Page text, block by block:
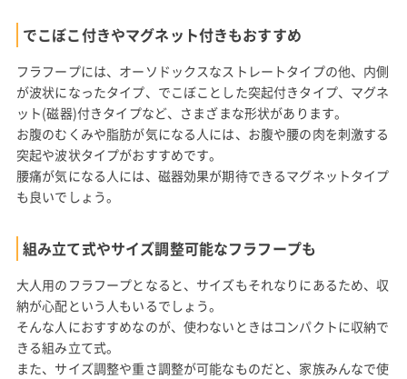
でこぼこ付きやマグネット付きもおすすめ
フラフープには、オーソドックスなストレートタイプの他、内側
が波状になったタイプ、でこぼことした突起付きタイプ、マグネ
ット(磁器)付きタイプなど、さまざまな形状があります。
お腹のむくみや脂肪が気になる人には、お腹や腰の肉を刺激する
突起や波状タイプがおすすめです。
腰痛が気になる人には、磁器効果が期待できるマグネットタイプ
も良いでしょう。
組み立て式やサイズ調整可能なフラフープも
大人用のフラフープとなると、サイズもそれなりにあるため、収
納が心配という人もいるでしょう。
そんな人におすすめなのが、使わないときはコンパクトに収納で
きる組み立て式。
また、サイズ調整や重さ調整が可能なものだと、家族みんなで使